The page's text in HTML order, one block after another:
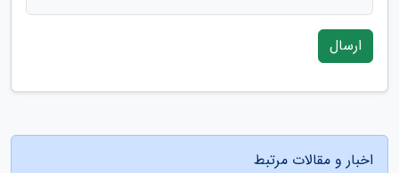
ارسال
اخبار و مقالات مرتبط